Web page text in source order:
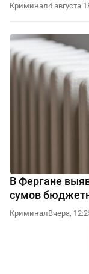
Криминал4 августа
В Фергане
сумов
КриминалВчера,